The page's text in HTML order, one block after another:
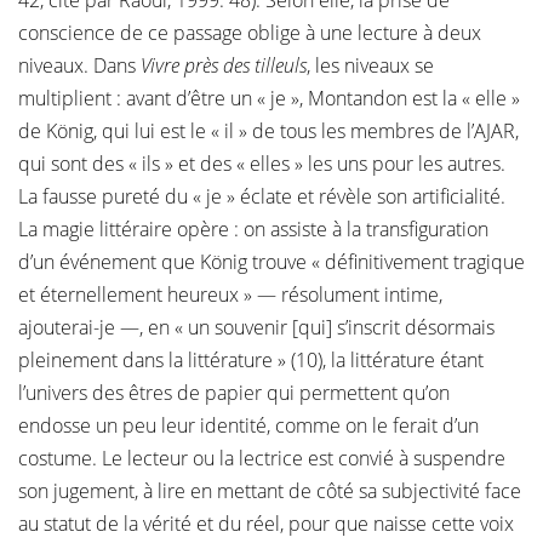
conscience de ce passage oblige à une lecture à deux
niveaux. Dans Vivre près des tilleuls, les niveaux se
multiplient : avant d’être un « je », Montandon est la « elle »
de König, qui lui est le « il » de tous les membres de l’AJAR,
qui sont des « ils » et des « elles » les uns pour les autres.
La fausse pureté du « je » éclate et révèle son artificialité.
La magie littéraire opère : on assiste à la transfiguration
d’un événement que König trouve « définitivement tragique
et éternellement heureux » — résolument intime,
ajouterai-je —, en « un souvenir [qui] s’inscrit désormais
pleinement dans la littérature » (10), la littérature étant
l’univers des êtres de papier qui permettent qu’on
endosse un peu leur identité, comme on le ferait d’un
costume. Le lecteur ou la lectrice est convié à suspendre
son jugement, à lire en mettant de côté sa subjectivité face
au statut de la vérité et du réel, pour que naisse cette voix